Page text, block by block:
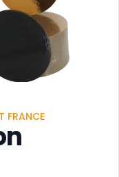
FRANCE